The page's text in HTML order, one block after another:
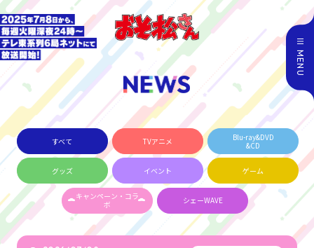
MENU
すべて TVアニメ
Blu-ray&DVD
&CD
グッズ イベント ゲーム
キャンペーン・コラ
ボ
シェーWAVE